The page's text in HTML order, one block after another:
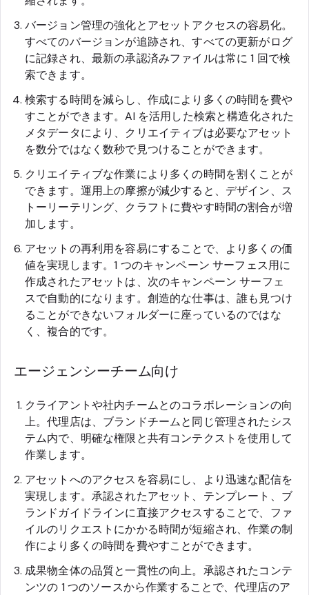
バージョン管理の強化とアセットアクセスの容易化。
すべてのバージョンが追跡され、すべての更新がログ
に記録され、最新の承認済みファイルは常に 1 回で検
索できます。
検索する時間を減らし、作成により多くの時間を費や
すことができます。AI を活用した検索と構造化された
メタデータにより、クリエイティブは必要なアセット
を数分ではなく数秒で見つけることができます。
クリエイティブな作業により多くの時間を割くことが
できます。運用上の摩擦が減少すると、デザイン、ス
トーリーテリング、クラフトに費やす時間の割合が増
加します。
アセットの再利用を容易にすることで、より多くの価
値を実現します。1 つのキャンペーン サーフェス用に
作成されたアセットは、次のキャンペーン サーフェ
スで自動的になります。創造的な仕事は、誰も見つけ
ることができないフォルダーに座っているのではな
く、複合的です。
エージェンシーチーム向け
クライアントや社内チームとのコラボレーションの向
上。代理店は、ブランドチームと同じ管理されたシス
テム内で、明確な権限と共有コンテクストを使用して
作業します。
アセットへのアクセスを容易にし、より迅速な配信を
実現します。承認されたアセット、テンプレート、ブ
ランドガイドラインに直接アクセスすることで、ファ
イルのリクエストにかかる時間が短縮され、作業の制
作により多くの時間を費やすことができます。
成果物全体の品質と一貫性の向上。承認されたコンテ
ンツの 1 つのソースから作業することで、代理店のア